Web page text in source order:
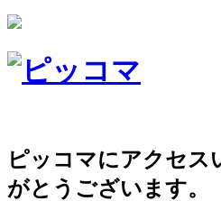
ピッコマにアクセス
がとうございます。